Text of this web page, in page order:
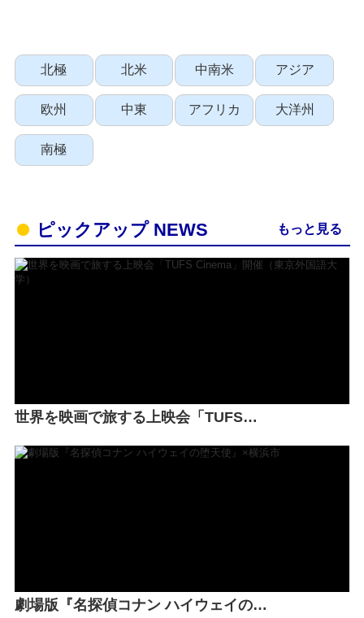
北極 北米 中南米 アジア
欧州 中東 アフリカ 大洋州
南極
ピックアップ NEWS もっと見る
世界を映画で旅する上映会「TUFS…
劇場版『名探偵コナン ハイウェイの…